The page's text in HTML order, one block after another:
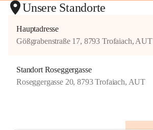
Unsere Standorte
Hauptadresse
Gößgrabenstraße 17, 8793 Trofaiach, AUT
Standort Roseggergasse
Roseggergasse 20, 8793 Trofaiach, AUT